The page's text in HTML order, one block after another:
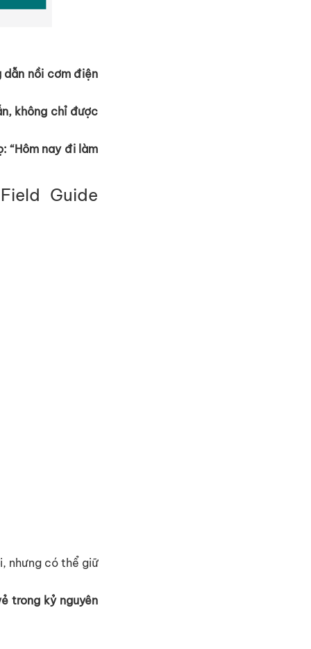
dẫn nồi cơm điện
n, không chỉđược
: “Hôm nay đi làm
Guide
i, nhưng có thể giữ
ẻtrong kỷnguyên